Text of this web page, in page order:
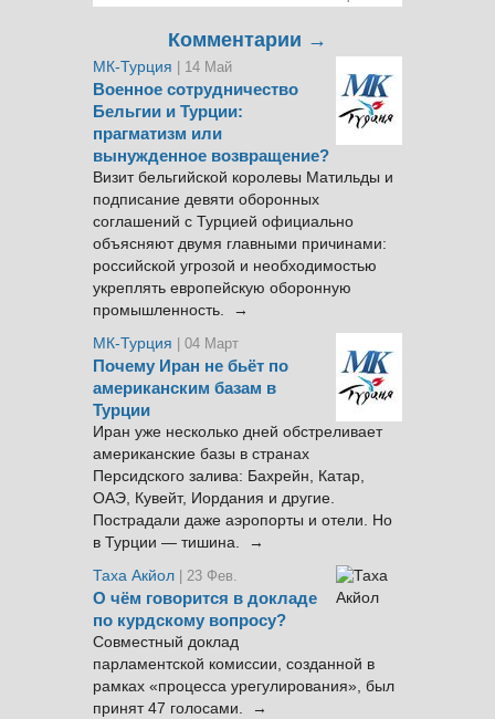
Комментарии →
МК-Турция | 14 Май
Военное сотрудничество
Бельгии и Турции:
прагматизм или
вынужденное возвращение?
Визит бельгийской королевы Матильды и
подписание девяти оборонных
соглашений с Турцией официально
объясняют двумя главными причинами:
российской угрозой и необходимостью
укреплять европейскую оборонную
промышленность. →
МК-Турция
| 04 Март
Почему Иран не бьёт по
американским базам в
Турции
Иран уже несколько дней обстреливает
американские базы в странах
Персидского залива: Бахрейн, Катар,
ОАЭ, Кувейт, Иордания и другие.
Пострадали даже аэропорты и отели. Но
в Турции — тишина. →
Таха Акйол | 23 Фев.
О чём говорится в докладе
по курдскому вопросу?
Совместный доклад
парламентской комиссии, созданной в
рамках «процесса урегулирования», был
принят 47 голосами. →